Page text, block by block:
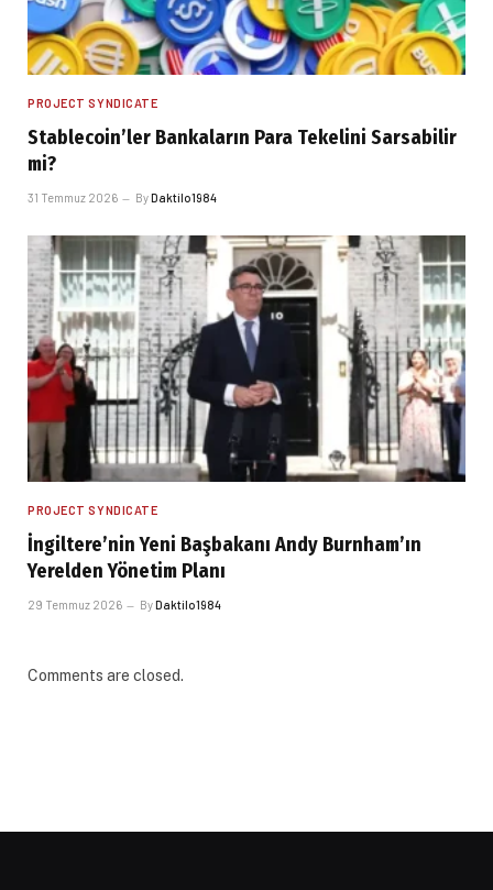
PROJECT SYNDICATE
Stablecoin’ler Bankaların Para Tekelini Sarsabilir
mi?
31 Temmuz 2026 ByDaktilo1984
PROJECT SYNDICATE
İngiltere’nin Yeni Başbakanı Andy Burnham’ın
Yerelden Yönetim Planı
29 Temmuz 2026 ByDaktilo1984
Comments are closed.